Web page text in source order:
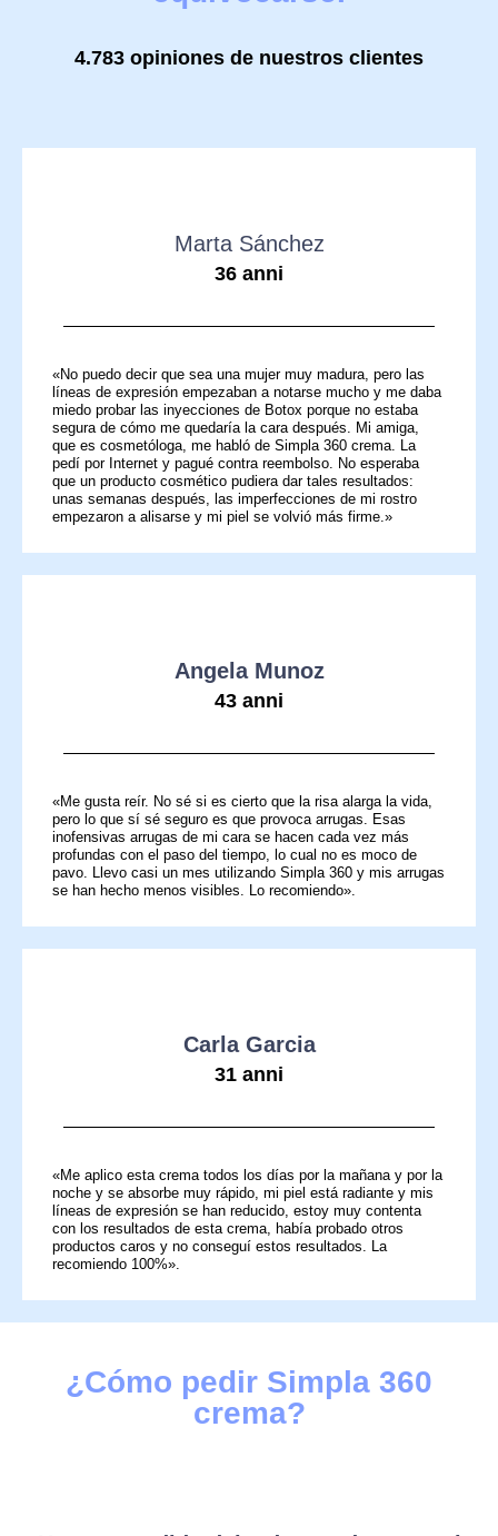
4.783 opiniones de nuestros clientes
Marta Sánchez
36 anni
«No puedo decir que sea una mujer muy madura, pero las
líneas de expresión empezaban a notarse mucho y me daba
miedo probar las inyecciones de Botox porque no estaba
segura de cómo me quedaría la cara después. Mi amiga,
que es cosmetóloga, me habló de Simpla 360 crema. La
pedí por Internet y pagué contra reembolso. No esperaba
que un producto cosmético pudiera dar tales resultados:
unas semanas después, las imperfecciones de mi rostro
empezaron a alisarse y mi piel se volvió más firme.»
Angela Munoz
43 anni
«Me gusta reír. No sé si es cierto que la risa alarga la vida,
pero lo que sí sé seguro es que provoca arrugas. Esas
inofensivas arrugas de mi cara se hacen cada vez más
profundas con el paso del tiempo, lo cual no es moco de
pavo. Llevo casi un mes utilizando Simpla 360 y mis arrugas
se han hecho menos visibles. Lo recomiendo».
Carla Garcia
31 anni
«Me aplico esta crema todos los días por la mañana y por la
noche y se absorbe muy rápido, mi piel está radiante y mis
líneas de expresión se han reducido, estoy muy contenta
con los resultados de esta crema, había probado otros
productos caros y no conseguí estos resultados. La
recomiendo 100%».
¿Cómo pedir Simpla 360
crema?